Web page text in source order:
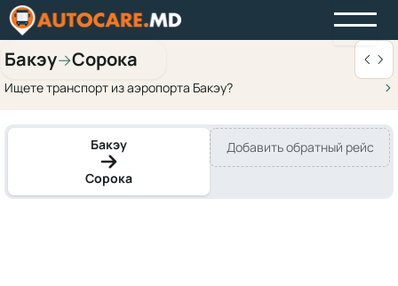
Бакэу→Сорока
Ищете транспорт из аэропорта Бакэу?
Бакэу
Сорока
Добавить обратный рейс